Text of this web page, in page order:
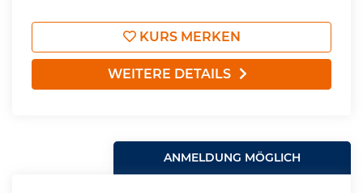
KURS MERKEN
WEITERE DETAILS
ANMELDUNG MÖGLICH